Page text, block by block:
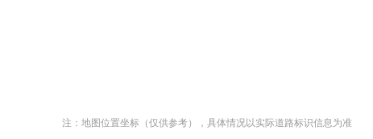
注：地图位置坐标（仅供参考），具体情况以实际道路标识信息为准